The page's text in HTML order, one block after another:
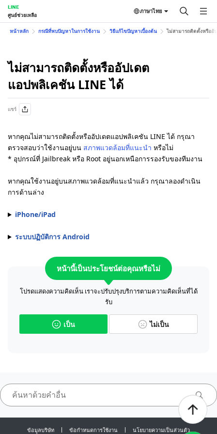
LINE
ศูนย์ช่วยเหลือ
ภาษาไทย
หน้าหลัก กรณีที่พบปัญหาในการใช้งาน วิธีแก้ไขปัญหาเบื้องต้น ไม่สามารถติดตั้งหรืออั
ไม่สามารถติดตั้งหรืออัปเดต
แอปพลิเคชัน LINE ได้
แชร์
หากคุณไม่สามารถติดตั้งหรืออัปเดตแอปพลิเคชัน LINE ได้ กรุณา
ตรวจสอบว่าใช้งานอยู่บน สภาพแวดล้อมที่แนะนำ หรือไม่
* อุปกรณ์ที่ Jailbreak หรือ Root อยู่นอกเหนือการรองรับของทีมงาน
หากคุณใช้งานอยู่บนสภาพแวดล้อมที่แนะนำแล้ว กรุณาลองดำเนิน
การด้านล่าง
iPhone/iPad
ระบบปฏิบัติการ Android
หน้านี้เป็นประโยชน์ต่อคุณหรือไม่
โปรดแสดงความคิดเห็น เราจะปรับปรุงบริการตามความคิดเห็นที่ได้
รับ
เป็น ไม่เป็น
ข้อมูลบริษัท ข้อกำหนดการใช้งาน นโยบายความเป็นส่วนตัว